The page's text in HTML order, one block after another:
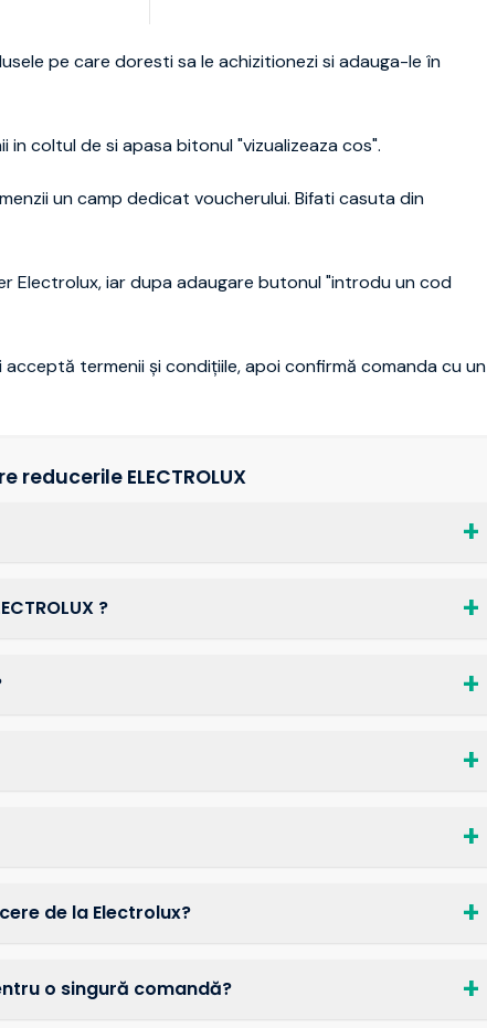
pe care doresti sa le achizitionezi si adauga-le în
coltul de si apasa bitonul "vizualizeaza cos".
un camp dedicat voucherului. Bifati casuta din
Electrolux, iar dupa adaugare butonul "introdu un cod
termenii și condițiile, apoi confirmă comanda cu un
ELECTROLUX
?
de la Electrolux?
o singură comandă?